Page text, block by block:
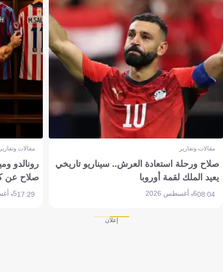
مقالات وتقارير
صلاح ورحلة استعادة العرش.. سيناريو تاريخي
يعيد الملك لقمة أوروبا
08:046 أغسطس 2026
مقالات
رونالدو
صلاح عن
17:295 أغسطس 2026
إعلان